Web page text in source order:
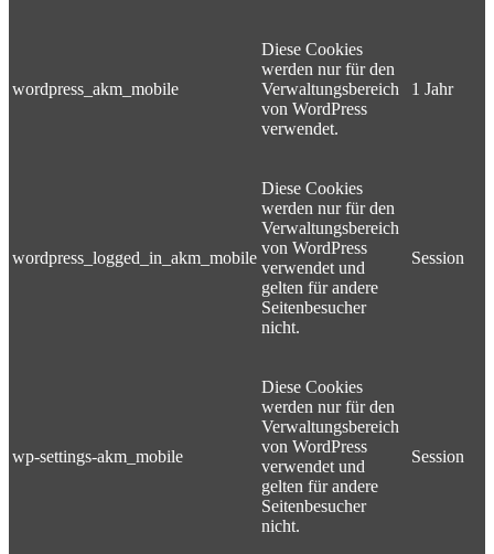
wordpress_akm_mobile
Diese Cookies
werden nur für den
Verwaltungsbereich
von WordPress
verwendet.
1 Jahr
wordpress_logged_in_akm_mobile
Diese Cookies
werden nur für den
Verwaltungsbereich
von WordPress
verwendet und
gelten für andere
Seitenbesucher
nicht.
Session
wp-settings-akm_mobile
Diese Cookies
werden nur für den
Verwaltungsbereich
von WordPress
verwendet und
gelten für andere
Seitenbesucher
nicht.
Session